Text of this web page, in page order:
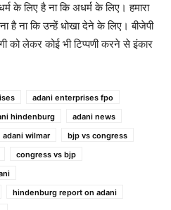
के लिए है ना कि अधर्म के लिए। हमारा
है ना कि उन्हें धोखा देने के लिए। बीजेपी
को लेकर कोई भी टिप्पणी करने से इंकार
adani enterprises fpo
hindenburg
adani news
adani wilmar
bjp vs congress
congress vs bjp
hindenburg report on adani